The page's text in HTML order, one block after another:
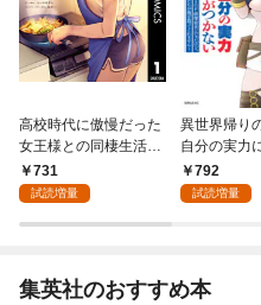
高校時代に傲慢だった
女王様との同棲生活は
意外と居心地が悪くな
い 1
731
試読増量
異世界帰り
自分の実力
ない ～Ｓ
の隠しクエ
上げた剣術
王女やＳ級
792
試読増量
集英社のおすすめ本